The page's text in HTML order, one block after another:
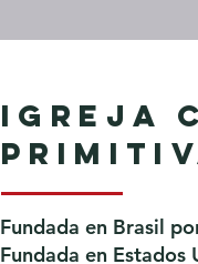
Igreja
Fundada en Brasil
Fundada en Estados